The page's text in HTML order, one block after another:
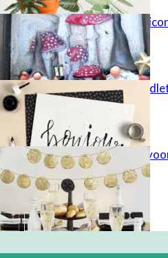
Gietgips uit
Duurzaam
FIMO-slinger